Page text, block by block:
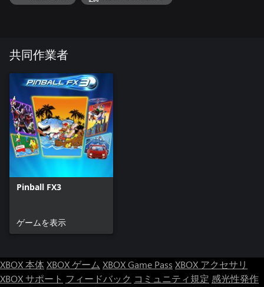
共同作業者
Pinball FX3
ゲームを表示
XBOX 本体XBOX ゲーム XBOX Game Pass XBOX アクセサリ
XBOX サポート フィードバック コミュニティ規定 感光性発作